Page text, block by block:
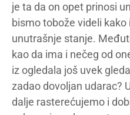
je ta da on opet prinosi
bismo tobože videli
unutrašnje stanje.
kao da ima i nečeg od
iz ogledala još uvek
zadao dovoljan udarac?
dalje rasterećujemo i